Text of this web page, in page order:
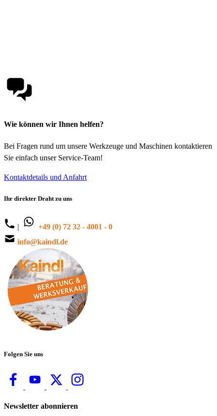
Wie können wir Ihnen helfen?
Bei Fragen rund um unsere Werkzeuge und Maschinen kontaktieren
Sie einfach unser Service-Team!
Kontaktdetails und Anfahrt
Ihr direkter Draht zu uns
|
+49 (0) 72 32 - 4001 - 0
info@kaindl.de
Folgen Sie uns
Newsletter abonnieren